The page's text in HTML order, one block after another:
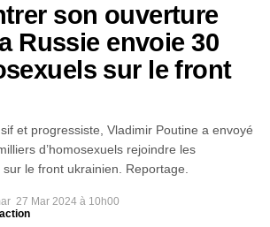
son ouverture
Russie envoie 30
sur le front
et progressiste, Vladimir Poutine a envoyé
d’homosexuels rejoindre les
le front ukrainien. Reportage.
27 Mar 2024 à 10h00